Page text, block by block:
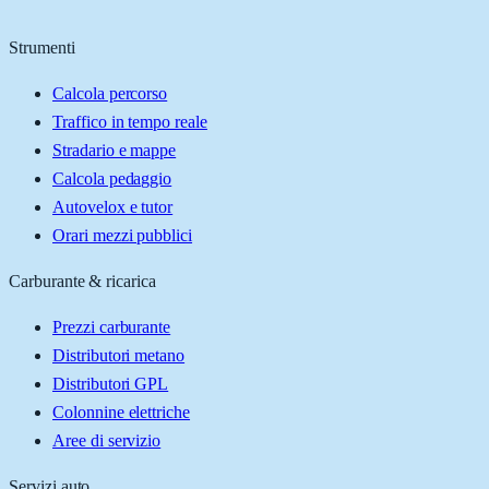
Strumenti
Calcola percorso
Traffico in tempo reale
Stradario e mappe
Calcola pedaggio
Autovelox e tutor
Orari mezzi pubblici
Carburante & ricarica
Prezzi carburante
Distributori metano
Distributori GPL
Colonnine elettriche
Aree di servizio